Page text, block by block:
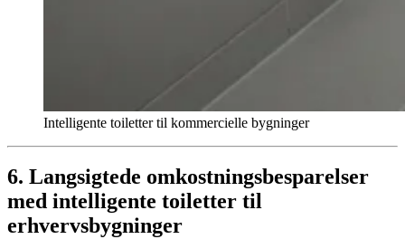
Intelligente toiletter til kommercielle bygninger
6. Langsigtede omkostningsbesparelser
med intelligente toiletter til
erhvervsbygninger